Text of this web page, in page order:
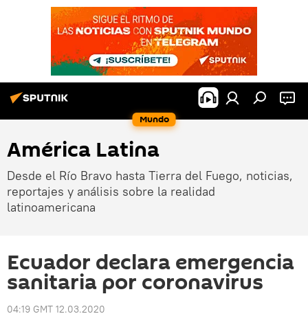
Mundo
América Latina
Desde el Río Bravo hasta Tierra del Fuego, noticias,
reportajes y análisis sobre la realidad
latinoamericana
Ecuador declara emergencia
sanitaria por coronavirus
04:19 GMT 12.03.2020